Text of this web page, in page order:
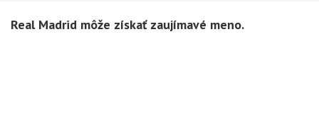
Real Madrid môže získať zaujímavé meno.